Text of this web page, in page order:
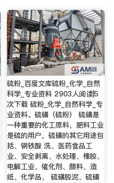
硫粉_百度文库硫粉_化学_自然
科学_专业资料 2903人阅读|5
次下载 硫粉_化学_自然科学_专
业资料。硫磺（硫粉） 硫磺是
一种重要的化工原料，肥料工业
是硫的用户，硫磺的其它用途包
括、钢铁酸 洗、医药食品工
业、安全剥离、水处理、橡胶、
电解工业、催化剂、颜料、造
纸、化学品、 硫磺胶泥、硫磺